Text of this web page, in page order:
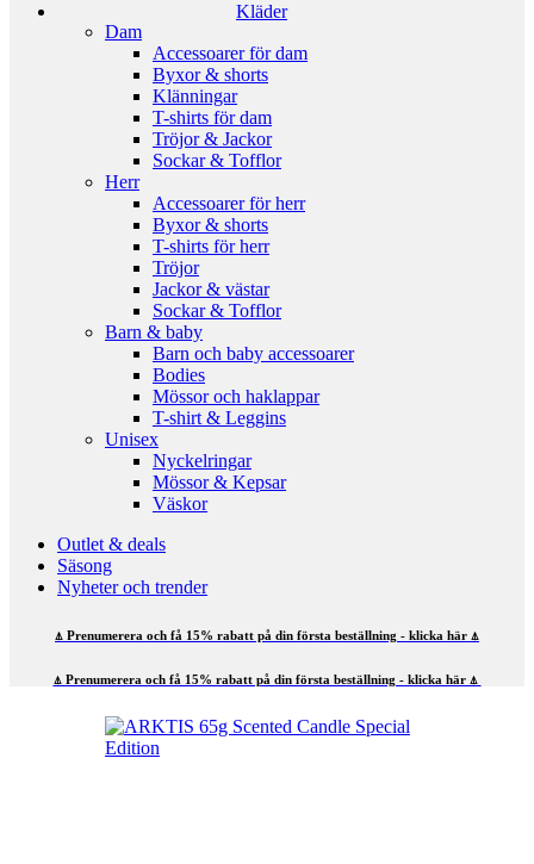
Kläder
Dam
Accessoarer för dam
Byxor & shorts
Klänningar
T-shirts för dam
Tröjor & Jackor
Sockar & Tofflor
Herr
Accessoarer för herr
Byxor & shorts
T-shirts för herr
Tröjor
Jackor & västar
Sockar & Tofflor
Barn & baby
Barn och baby accessoarer
Bodies
Mössor och haklappar
T-shirt & Leggins
Unisex
Nyckelringar
Mössor & Kepsar
Väskor
Outlet & deals
Säsong
Nyheter och trender
⍋ Prenumerera och få 15% rabatt på din första beställning - klicka här ⍋
⍋ Prenumerera och få 15% rabatt på din första beställning - klicka här ⍋